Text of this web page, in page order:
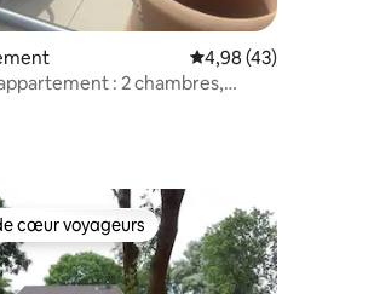
la base de 132 commentaires : 4,86 sur 5
Évaluation moyenne
4,98 (43)
: 2 chambres,
cœur voyageurs
cœur voyageurs